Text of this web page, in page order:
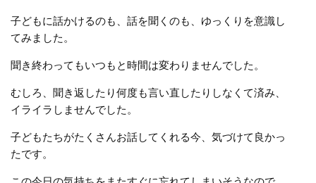
子どもに話かけるのも、話を聞くのも、ゆっくりを意識し
てみました。
聞き終わってもいつもと時間は変わりませんでした。
むしろ、聞き返したり何度も言い直したりしなくて済み、
イライラしませんでした。
子どもたちがたくさんお話してくれる今、気づけて良かっ
たです。